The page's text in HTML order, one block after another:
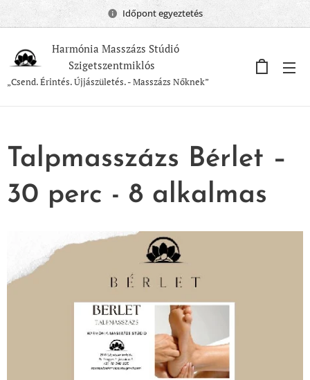
Időpont egyeztetés
Harmónia Masszázs Stúdió
Szigetszentmiklós
„Csend. Érintés. Újjászületés. - Masszázs Nőknek”
Talpmasszázs Bérlet –
30 perc - 8 alkalmas